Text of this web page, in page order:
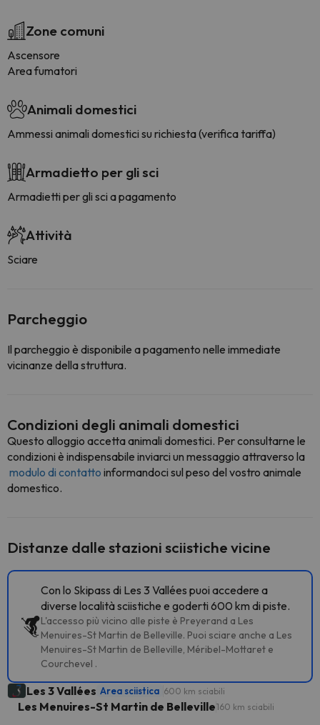
Zone comuni
Ascensore
Area fumatori
Animali domestici
Ammessi animali domestici su richiesta (verifica tariffa)
Armadietto per gli sci
Armadietti per gli sci a pagamento
Attività
Sciare
Parcheggio
Il parcheggio è disponibile a pagamento nelle immediate
vicinanze della struttura.
Condizioni degli animali domestici
Questo alloggio accetta animali domestici. Per consultarne le
condizioni è indispensabile inviarci un messaggio attraverso la
modulo di contatto informandoci sul peso del vostro animale
domestico.
Distanze dalle stazioni sciistiche vicine
Con lo Skipass di Les 3 Vallées puoi accedere a
diverse località sciistiche e goderti 600 km di piste.
L'accesso più vicino alle piste è Preyerand a Les
Menuires-St Martin de Belleville. Puoi sciare anche a Les
Menuires-St Martin de Belleville, Méribel-Mottaret e
Courchevel .
Les 3 Vallées Area sciistica 600 km sciabili
Les Menuires-St Martin de Belleville160 km sciabili